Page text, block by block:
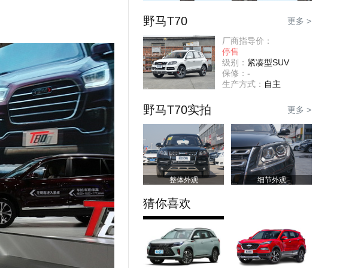
野马T70 更多 >
厂商指导价：
停售
级别： 紧凑型SUV
保修： -
生产方式： 自主
野马T70实拍 更多 >
整体外观 细节外观
猜你喜欢